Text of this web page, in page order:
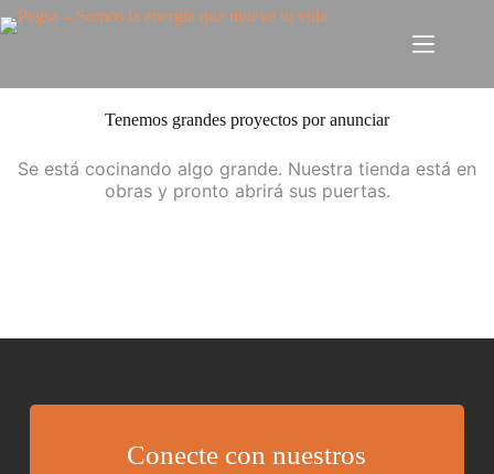
Tenemos grandes proyectos por anunciar
Se está cocinando algo grande. Nuestra tienda está en
obras y pronto abrirá sus puertas.
Conecte con nuestros